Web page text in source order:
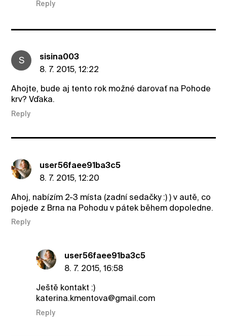
Reply
S
sisina003
8. 7. 2015, 12:22
Ahojte, bude aj tento rok možné darovať na Pohode
krv? Vďaka.
Reply
user56faee91ba3c5
8. 7. 2015, 12:20
Ahoj, nabízím 2-3 místa (zadní sedačky :) ) v autě, co
pojede z Brna na Pohodu v pátek během dopoledne.
Reply
user56faee91ba3c5
8. 7. 2015, 16:58
Ještě kontakt :)
katerina.kmentova@gmail.com
Reply